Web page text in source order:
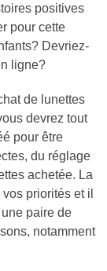
positives
pour cette
Devriez-
ligne?
de lunettes
devrez tout
pour être
du réglage
achetée. La
priorités et il
paire de
notamment